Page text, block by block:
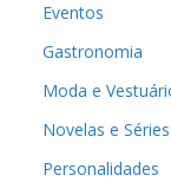
Eventos
Gastronomia
Moda e
Novelas e Séries
Personalidades